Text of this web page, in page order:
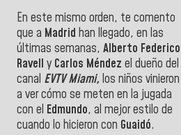
En este mismo orden, te comento
que a Madrid han llegado, en las
últimas semanas, Alberto Federico
Ravell y Carlos Méndez el dueño del
canal EVTV Miami, los niños vinieron
a ver cómo se meten en la jugada
con el Edmundo, al mejor estilo de
cuando lo hicieron con Guaidó.